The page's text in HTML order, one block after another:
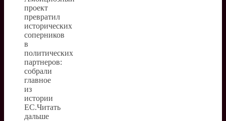
проект
превратил
исторических
соперников
в
политических
партнеров:
собрали
главное
из
истории
ЕС.Читать
дальше